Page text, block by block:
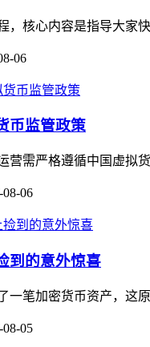
，核心内容是指导大家
06
币监管政策
营需严格遵循中国虚拟
08-06
到的意外惊喜
一笔加密货币资产，这
08-05